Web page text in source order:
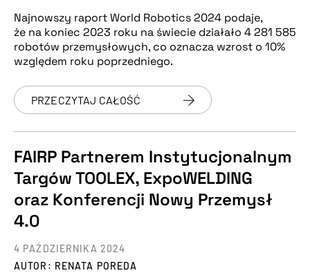
Najnowszy raport World Robotics 2024 podaje,
że na koniec 2023 roku na świecie działało 4 281 585
robotów przemysłowych, co oznacza wzrost o 10%
względem roku poprzedniego.
PRZECZYTAJ CAŁOŚĆ
FAIRP Partnerem Instytucjonalnym
Targów TOOLEX, ExpoWELDING
oraz Konferencji Nowy Przemysł
4.0
AUTOR: RENATA POREDA
4 PAŹDZIERNIKA 2024